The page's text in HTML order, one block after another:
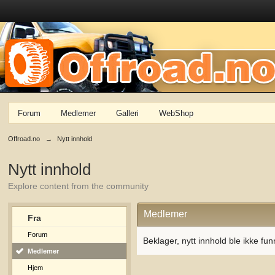
Forum Medlemer Galleri WebShop
Offroad.no → Nytt innhold
Nytt innhold
Explore content from the community
Fra
Forum
Medlemer
Hjem
Medlemer
Beklager, nytt innhold ble ikke